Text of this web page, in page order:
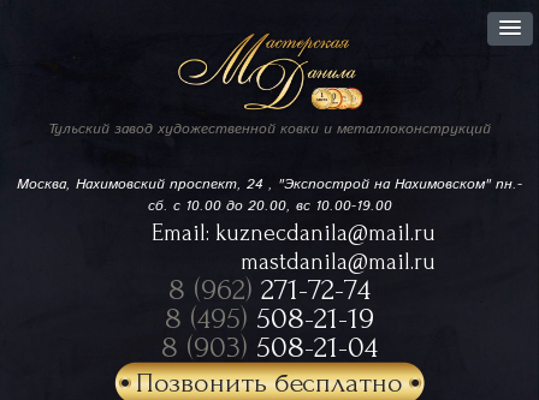
Тульский завод художественной ковки и металлоконструкций
Москва, Нахимовский проспект, 24 , "Экспострой на Нахимовском"пн.-
сб. с 10.00 до 20.00, вс 10.00-19.00
Email: kuznecdanila@mail.ru
mastdanila@mail.ru
8 (962) 271-72-74
8 (495) 508-21-19
8 (903) 508-21-04
Позвонить бесплатно